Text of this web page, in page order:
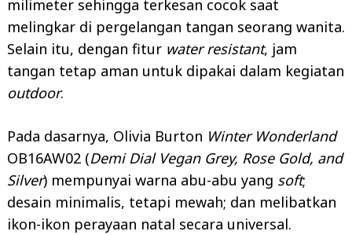
milimeter sehingga terkesan cocok saat
melingkar di pergelangan tangan seorang wanita.
Selain itu, dengan fitur water resistant, jam
tangan tetap aman untuk dipakai dalam kegiatan
outdoor.
Pada dasarnya, Olivia Burton Winter Wonderland
OB16AW02 (Demi Dial Vegan Grey, Rose Gold, and
Silver) mempunyai warna abu-abu yang soft;
desain minimalis, tetapi mewah; dan melibatkan
ikon-ikon perayaan natal secara universal.